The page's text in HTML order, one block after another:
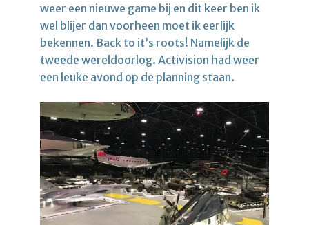
weer een nieuwe game bij en dit keer ben ik
wel blijer dan voorheen moet ik eerlijk
bekennen. Back to it’s roots! Namelijk de
tweede wereldoorlog. Activision had weer
een leuke avond op de planning staan.